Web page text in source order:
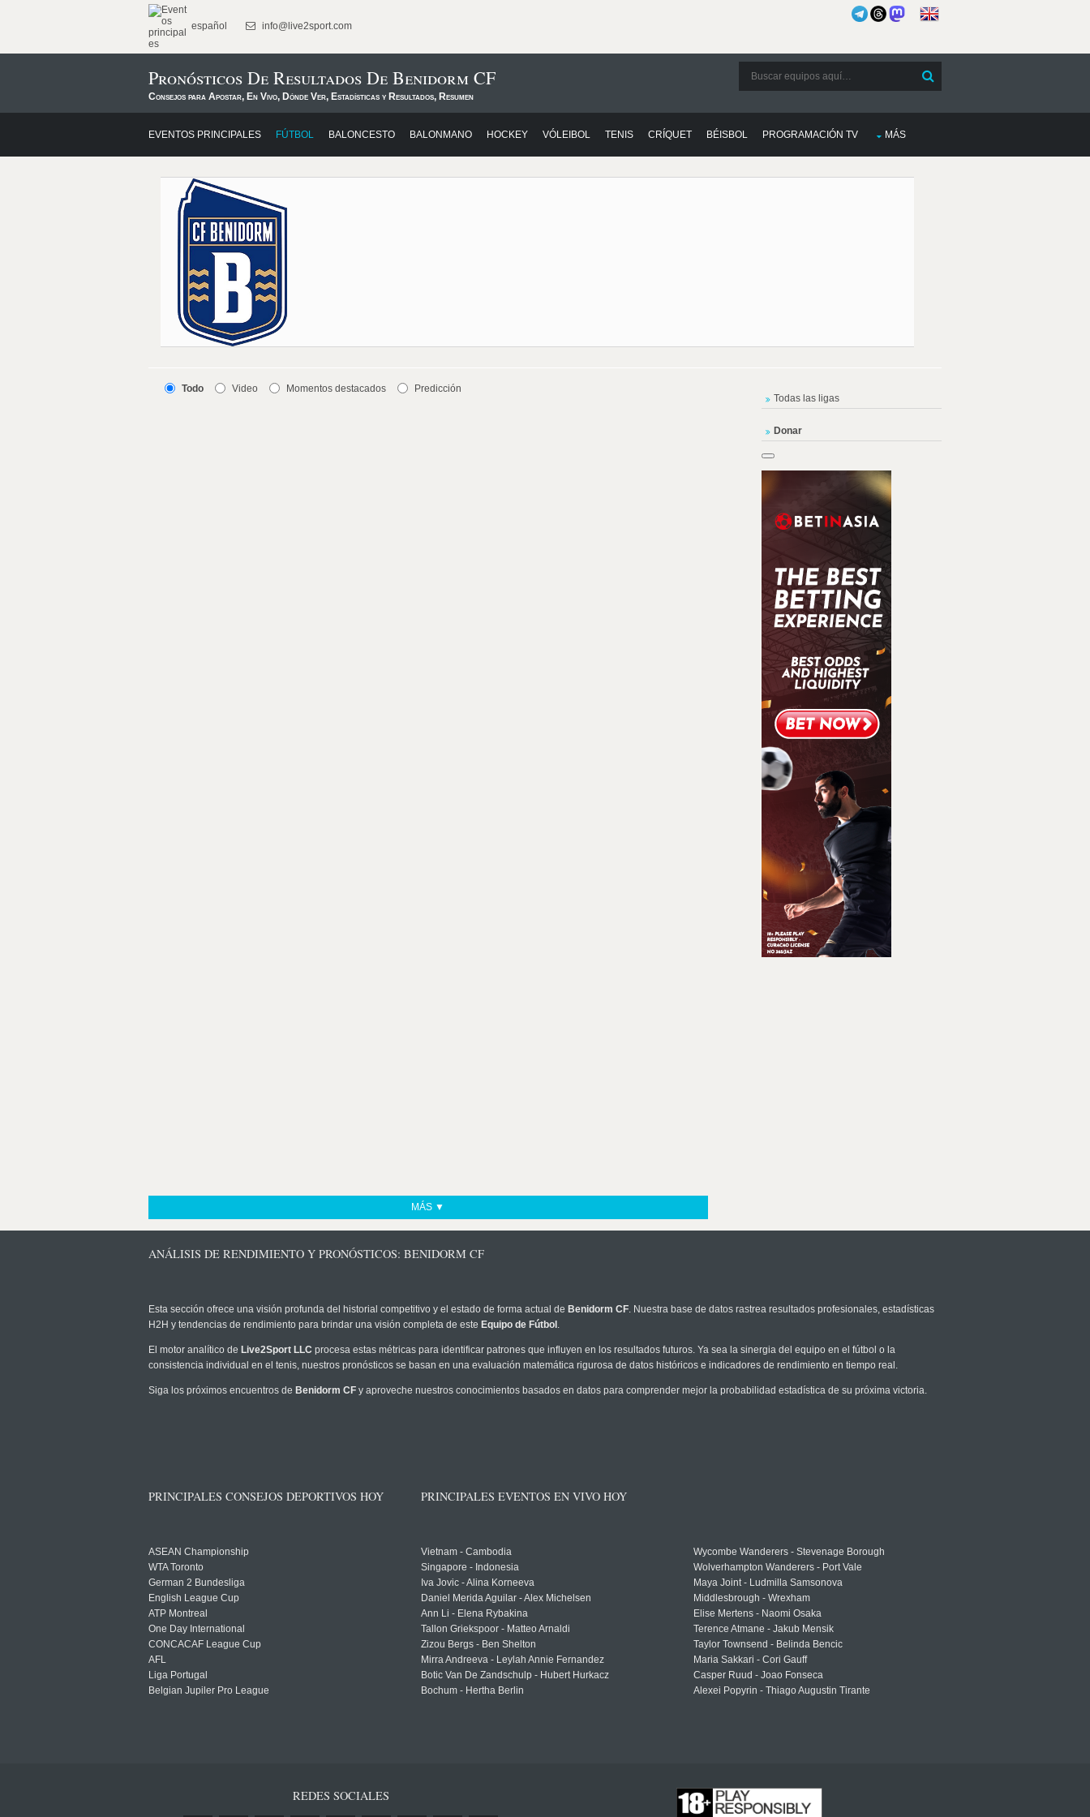
español info@live2sport.com
Pronósticos De Resultados De Benidorm CF
Consejos para Apostar, En Vivo, Dónde Ver, Estadísticas y Resultados, Resumen
EVENTOS PRINCIPALES FÚTBOL BALONCESTO BALONMANO HOCKEY VÓLEIBOL TENIS CRÍQUET BÉISBOL PROGRAMACIÓN TV MÁS
Todo Video Momentos destacados Predicción
MÁS ▼
Todas las ligas
Donar
ANÁLISIS DE RENDIMIENTO Y PRONÓSTICOS: BENIDORM CF
Esta sección ofrece una visión profunda del historial competitivo y el estado de forma actual de Benidorm CF. Nuestra base de datos rastrea resultados profesionales, estadísticas
H2H y tendencias de rendimiento para brindar una visión completa de este Equipo de Fútbol .
El motor analítico de Live2Sport LLC procesa estas métricas para identificar patrones que influyen en los resultados futuros. Ya sea la sinergia del equipo en el fútbol o la
consistencia individual en el tenis, nuestros pronósticos se basan en una evaluación matemática rigurosa de datos históricos e indicadores de rendimiento en tiempo real.
Siga los próximos encuentros de Benidorm CF y aproveche nuestros conocimientos basados en datos para comprender mejor la probabilidad estadística de su próxima victoria.
PRINCIPALES CONSEJOS DEPORTIVOS HOY
ASEAN Championship
WTA Toronto
German 2 Bundesliga
English League Cup
ATP Montreal
One Day International
CONCACAF League Cup
AFL
Liga Portugal
Belgian Jupiler Pro League
PRINCIPALES EVENTOS EN VIVO HOY
Vietnam - Cambodia
Singapore - Indonesia
Iva Jovic - Alina Korneeva
Daniel Merida Aguilar - Alex Michelsen
Ann Li - Elena Rybakina
Tallon Griekspoor - Matteo Arnaldi
Zizou Bergs - Ben Shelton
Mirra Andreeva - Leylah Annie Fernandez
Botic Van De Zandschulp - Hubert Hurkacz
Bochum - Hertha Berlin
Wycombe Wanderers - Stevenage Borough
Wolverhampton Wanderers - Port Vale
Maya Joint - Ludmilla Samsonova
Middlesbrough - Wrexham
Elise Mertens - Naomi Osaka
Terence Atmane - Jakub Mensik
Taylor Townsend - Belinda Bencic
Maria Sakkari - Cori Gauff
Casper Ruud - Joao Fonseca
Alexei Popyrin - Thiago Augustin Tirante
REDES SOCIALES